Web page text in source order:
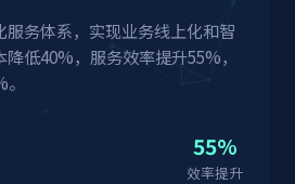
服务体系，实现业务线上化和智
低40%，服务效率提升55%，
55%
效率提升